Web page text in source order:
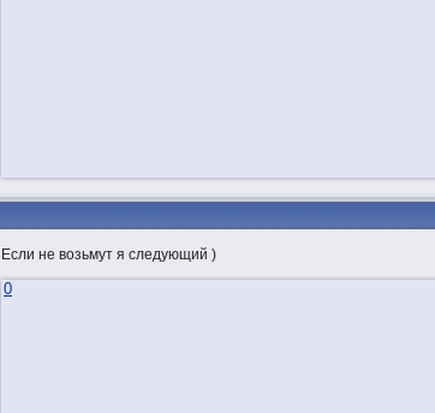
Если не возьмут я следующий )
0